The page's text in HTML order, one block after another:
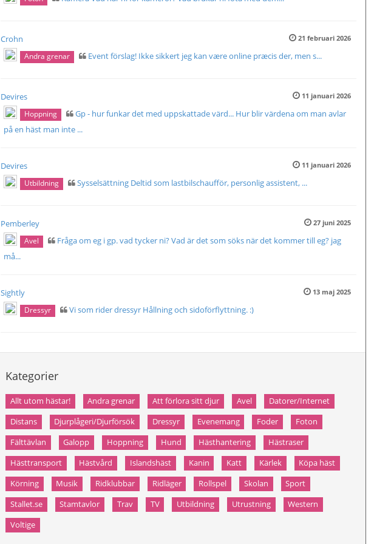
Crohn 21 februari 2026
Andra grenar Event förslag! Ikke sikkert jeg kan være online præcis der, men s...
Devires 11 januari 2026
Hoppning
Gp - hur funkar det med uppskattade värd... Hur blir värdena om man avlar
på en häst man inte ...
Devires 11 januari 2026
Utbildning Sysselsättning Deltid som lastbilschaufför, personlig assistent, ...
Pemberley 27 juni 2025
Avel
Fråga om eg i gp. vad tycker ni? Vad är det som söks när det kommer till eg? jag
må...
Sightly 13 maj 2025
Dressyr Vi som rider dressyr Hållning och sidoförflyttning. :)
Kategorier
Allt utom hästar! Andra grenar Att förlora sitt djur Avel
Datorer/Internet
Distans
Djurplågeri/Djurförsök Dressyr Evenemang Foder
Foton
Fälttävlan
Galopp Hoppning Hund Hästhantering
Hästraser
Hästtransport
Hästvård Islandshäst Kanin Katt Kärlek
Köpa häst
Körning
Musik Ridklubbar Ridläger Rollspel Skolan
Sport
Stallet.se
Stamtavlor Trav TV Utbildning Utrustning
Western
Voltige